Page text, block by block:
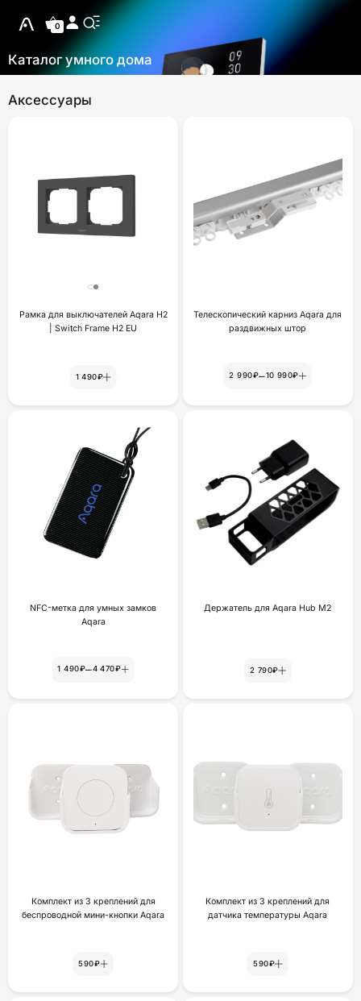
0
Каталог умного дома
Аксессуары
Рамка для выключателей Aqara H2
| Switch Frame H2 EU
1 490₽
Телескопический карниз Aqara для
раздвижных штор
2 990₽–10 990₽
NFC-метка для умных замков
Aqara
1 490₽–4 470₽
Держатель для Aqara Hub M2
2 790₽
Комплект из 3 креплений для
беспроводной мини-кнопки Aqara
590₽
Комплект из 3 креплений для
датчика температуры Aqara
590₽